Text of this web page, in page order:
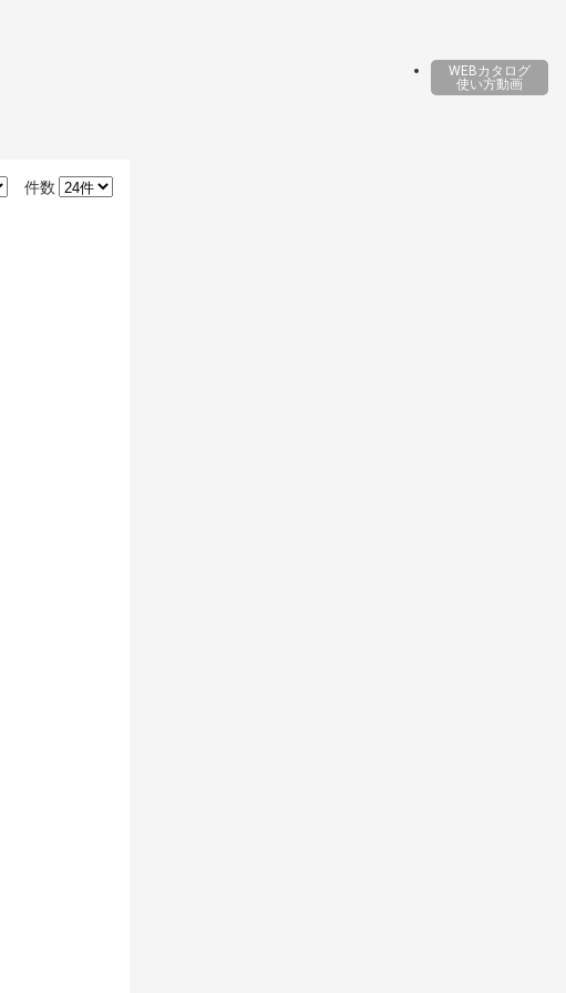
WEBカタログ
使い方動画
件数